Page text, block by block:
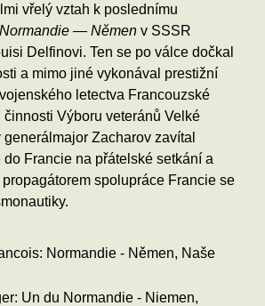
vřelý vztah k poslednímu
Normandie — Němen v SSSR
Delfinovi. Ten se po válce dočkal
a mimo jiné vykonával prestižní
letectva Francouzské
činnosti Výboru veteránů Velké
Zacharov zavítal
Francie na přátelské setkání a
spolupráce Francie se
Normandie - Němen, Naše
Un du Normandie - Niemen,